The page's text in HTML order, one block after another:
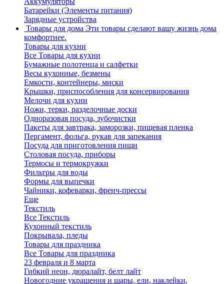
Батарейки (Элементы питания)
Зарядные устройства
Товары для дома Эти товары сделают вашу жизнь дома
комфортнее.
Товары для кухни
Все Товары для кухни
Бумажные полотенца и салфетки
Весы кухонные, безмены
Емкости, контейнеры, миски
Крышки, приспособления для консервирования
Мелочи для кухни
Ножи, терки, разделочные доски
Одноразовая посуда, зубочистки
Пакеты для завтрака, заморозки, пищевая пленка
Пергамент, фольга, рукав для запекания
Посуда для приготовления пищи
Столовая посуда, приборы
Термосы и термокружки
Фильтры для воды
Формы для выпечки
Чайники, кофеварки, френч-прессы
Еще
Текстиль
Все Текстиль
Кухонный текстиль
Покрывала, пледы
Товары для праздника
Все Товары для праздника
23 февраля и 8 марта
Гибкий неон, дюралайт, белт лайт
Новогодние украшения и шары, ели, наклейки,